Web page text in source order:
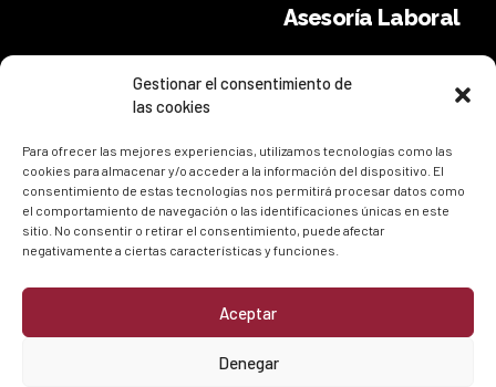
Gestionar el consentimiento de
las cookies
Para ofrecer las mejores experiencias, utilizamos tecnologías como las
cookies para almacenar y/o acceder a la información del dispositivo. El
consentimiento de estas tecnologías nos permitirá procesar datos como
el comportamiento de navegación o las identificaciones únicas en este
sitio. No consentir o retirar el consentimiento, puede afectar
negativamente a ciertas características y funciones.
Aceptar
Denegar
Asesoría Laboral
que sucede enESEL
Política de privacidad
. Todos los derechos reservados.